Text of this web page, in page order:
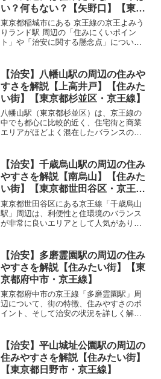
い？何もない？【矢野口】【東京
都稲城市・京王線】
東京都稲城市にある 京王線の京王よみう
りランド駅 周辺の「住みにくいポイン
ト」や「治安に関する懸念点」について
にくいポイ...
【治安】八幡山駅の周辺の住みや
すさを解説【上高井戸】【住みた
い街】【東京都杉並区・京王線】
八幡山駅（東京都杉並区）は、京王線の
中でも都心に比較的近く、住宅街と商業
エリアがほどよく混在したバランスの良
しく解説します。 (adsbygoogle =
window...
【治安】千歳烏山駅の周辺の住み
やすさを解説【南烏山】【住みた
い街】【東京都世田谷区・京王
線】
東京都世田谷区にある京王線「千歳烏山
駅」周辺は、利便性と住環境のバランス
が非常に良いエリアとして人気がありま
ます。 (adsbygoogle = window.adsb...
【治安】多磨霊園駅の周辺の住み
やすさを解説【住みたい街】【東
京都府中市・京王線】
東京都府中市の京王線「多磨霊園駅」周
辺について、街の特徴、住みやすさのポ
イント、そして治安の状況を詳しく解説
園駅周辺の街の特...
【治安】平山城址公園駅の周辺の
住みやすさを解説【住みたい街】
【東京都日野市・京王線】